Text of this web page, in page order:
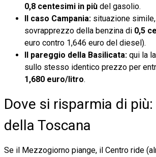
0,8 centesimi in più del gasolio.
Il caso Campania: situazione
sovrapprezzo della benzina di 0,5
euro contro 1,646 euro del diesel).
Il pareggio della Basilicata: qui la
sullo stesso identico prezzo per
1,680 euro/litro.
Dove si risparmia di
della Toscana
Se il Mezzogiorno piange, il Centro ride